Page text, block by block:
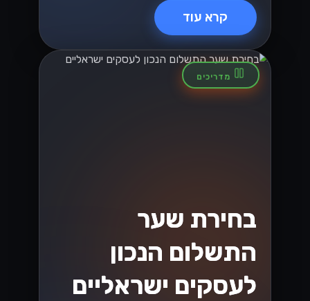
קרא עוד
מדריכים
בחירת שער
התשלום הנכון
לעסקים ישראליים